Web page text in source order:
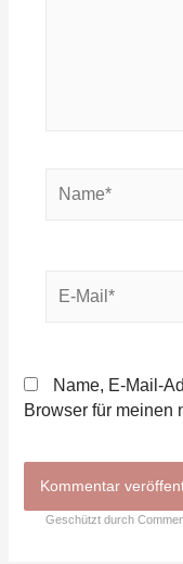
Mail*
Name, E-Mail-
Browser für meinen
Geschützt durch